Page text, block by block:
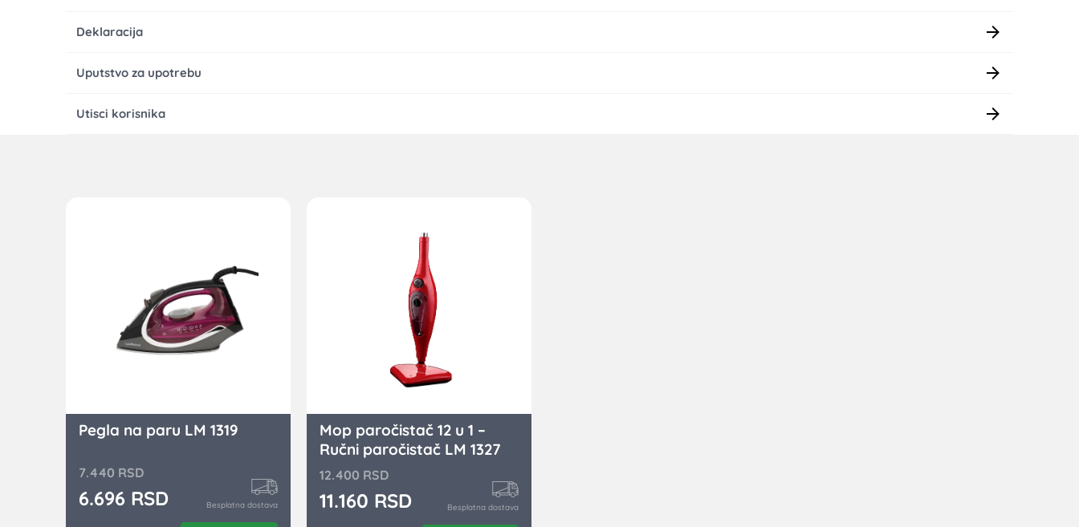
Deklaracija
Uputstvo za upotrebu
Utisci korisnika
Pegla na paru LM 1319
7.440 RSD
6.696 RSD Besplatna dostava
Mop paročistač 12 u 1 –
Ručni paročistač LM 1327
12.400 RSD
11.160 RSD Besplatna dostava